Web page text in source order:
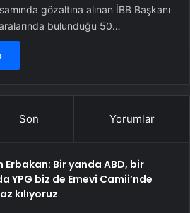
gözaltına alınan İBB Başkanı
bulunduğu 50…
Son Yorumlar
Erbakan: Bir yanda ABD, bir
YPG biz de Emevi Camii’nde
kılıyoruz